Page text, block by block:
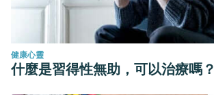
健康心靈
什麼是習得性無助，可以治療嗎？